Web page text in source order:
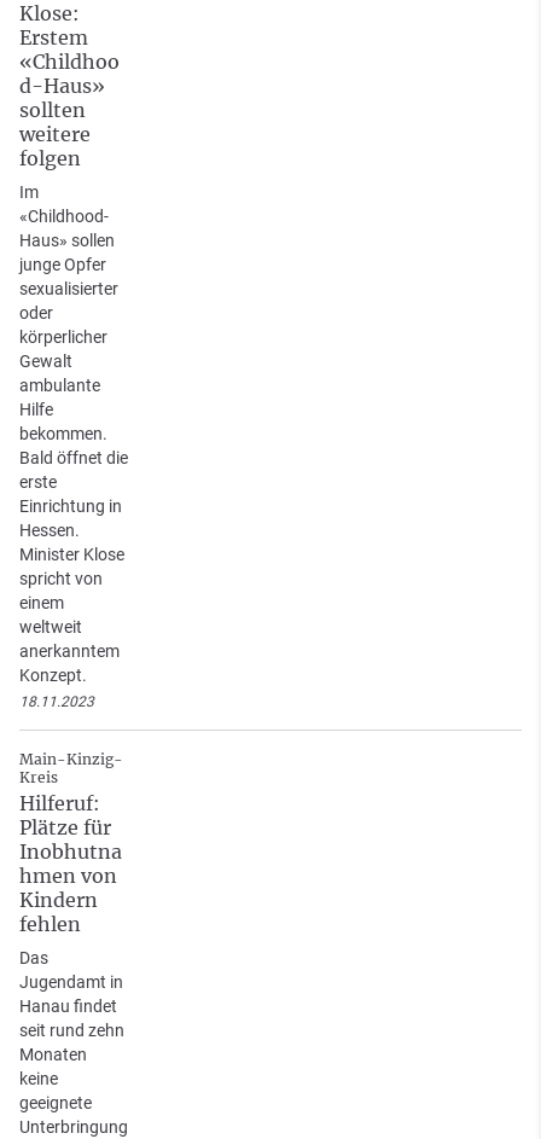
Klose:
Erstem
«Childhoo
d-Haus»
sollten
weitere
folgen
Im
«Childhood-
Haus» sollen
junge Opfer
sexualisierter
oder
körperlicher
Gewalt
ambulante
Hilfe
bekommen.
Bald öffnet die
erste
Einrichtung in
Hessen.
Minister Klose
spricht von
einem
weltweit
anerkanntem
Konzept.
18.11.2023
Main-Kinzig-
Kreis
Hilferuf:
Plätze für
Inobhutna
hmen von
Kindern
fehlen
Das
Jugendamt in
Hanau findet
seit rund zehn
Monaten
keine
geeignete
Unterbringung